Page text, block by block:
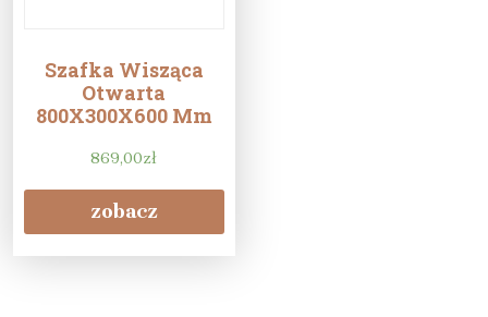
Szafka Wisząca
Otwarta
800X300X600 Mm
869,00zł
zobacz